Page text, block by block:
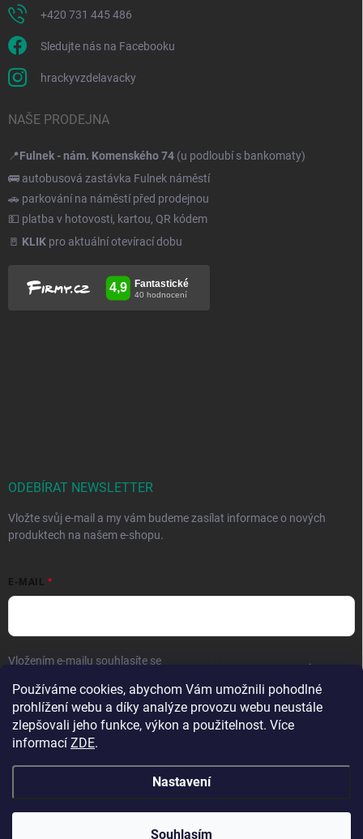
Používáme cookies, abychom Vám umožnili pohodlné
prohlížení webu a díky analýze provozu webu neustále
zlepšovali jeho funkce, výkon a použitelnost. Více
informací ZDE.
Nastavení
Souhlasím
Přejeme krásné prázdniny! 🧡 | Vaše objednávky
+420 731 445 486
Sledujte nás na Facebooku
hrackyvzdelavacky
NAŠE PRODEJNA
📍Fulnek - nám. Komenského 74 (u podloubí s bankomaty)
🚌 autobusová zastávka Fulnek náměstí
🚗 parkování na náměstí před prodejnou
💵 platba v hotovosti, kartou, QR kódem
🚪 KLIK pro aktuální otevírací dobu
ODEBÍRAT NEWSLETTER
Vložte svůj e-mail a my vám budeme zasílat informace o nových
produktech na našem e-shopu.
E-MAIL
Vložením e-mailu souhlasíte se .
Přihlásit se
Copyright 2026Hračky vzdělávačky. Všechna práva vyhrazena.Upravit
nastavení cookies